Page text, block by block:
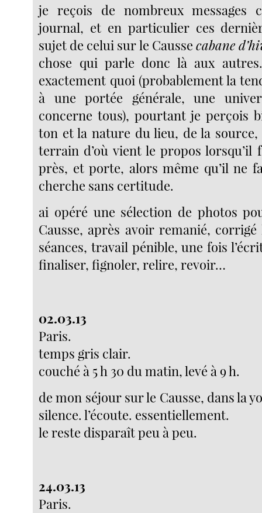
je reçois de nombreux messages
journal, et en particulier ces
sujet de celui sur le Causse cabane
chose qui parle donc là aux
exactement quoi (probablement la
à une portée générale, une
concerne tous), pourtant je perçois
ton et la nature du lieu, de la
terrain d’où vient le propos lorsqu’il
près, et porte, alors même qu’il ne
cherche sans certitude.
ai opéré une sélection de photos
Causse, après avoir remanié, corrigé
séances, travail pénible, une fois
finaliser, fignoler, relire, revoir…
02.03.13
Paris.
temps gris clair.
couché à 5 h 30 du matin, levé à 9 h.
de mon séjour sur le Causse, dans la
silence. l’écoute. essentiellement.
le reste disparaît peu à peu.
24.03.13
Paris.